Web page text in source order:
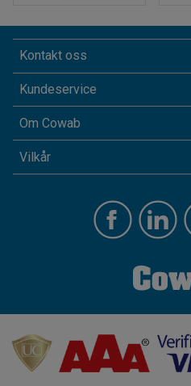
Kontakt oss
Kundeservice
Om Cowab
Vilkår